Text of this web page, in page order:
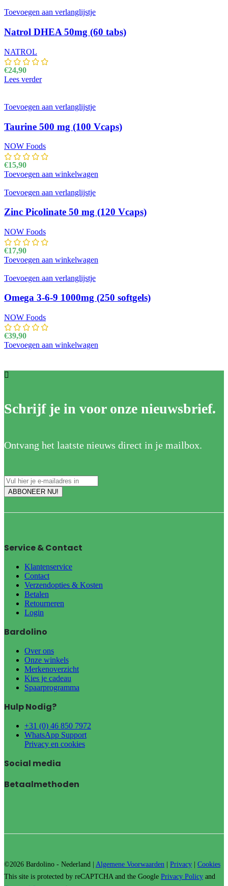
Toevoegen aan verlanglijstje
Natrol DHEA 50mg (60 tabs)
NATROL
€24,90
Lees verder
Toevoegen aan verlanglijstje
Taurine 500 mg (100 Vcaps)
NOW Foods
€15,90
Toevoegen aan winkelwagen
Toevoegen aan verlanglijstje
Zinc Picolinate 50 mg (120 Vcaps)
NOW Foods
€17,90
Toevoegen aan winkelwagen
Toevoegen aan verlanglijstje
Omega 3-6-9 1000mg (250 softgels)
NOW Foods
€39,90
Toevoegen aan winkelwagen
Schrijf je in voor onze nieuwsbrief.
Ontvang het laatste nieuws direct in je mailbox.
Service & Contact
Klantenservice
Contact
Verzendopties & Kosten
Betalen
Retourneren
Login
Bardolino
Over ons
Onze winkels
Merkenoverzicht
Kies je cadeau
Spaarprogramma
Hulp Nodig?
+31 (0) 46 850 7972
WhatsApp Support
Privacy en cookies
Social media
Betaalmethoden
©2026 Bardolino - Nederland | Algemene Voorwaarden Privacy
Cookies
This site is protected by reCAPTCHA and the Google Privacy Policy and